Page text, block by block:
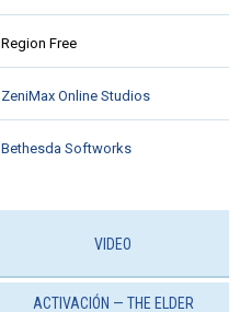
Region Free
ZeniMax Online Studios
Bethesda Softworks
VIDEO
ACTIVACIÓN — THE ELDER